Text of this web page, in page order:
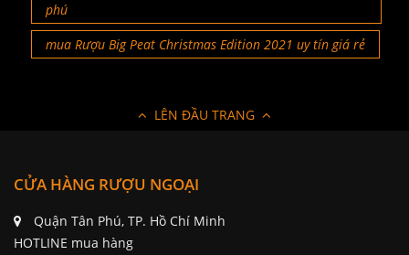
phú
mua Rượu Big Peat Christmas Edition 2021 uy tín giá rẻ
LÊN ĐẦU TRANG
CỬA HÀNG RƯỢU NGOẠI
Quận Tân Phú, TP. Hồ Chí Minh
HOTLINE mua hàng